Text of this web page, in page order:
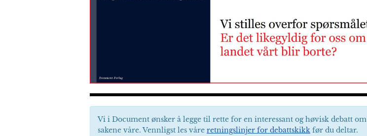
Vi i Document ønsker å legge til rette for en interessant og høvisk debatt om
sakene våre. Vennligst les våre retningslinjer for debattskikk før du deltar.